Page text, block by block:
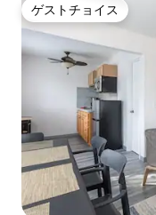
ゲストチョイス
ゲストチョイス